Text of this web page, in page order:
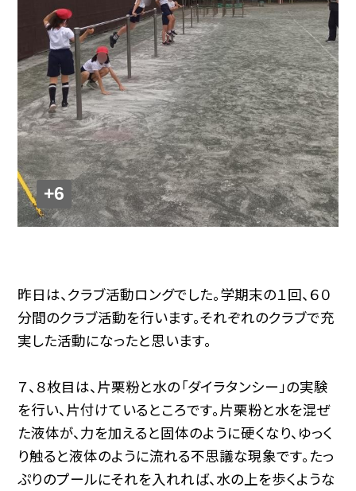
+6
昨日は、クラブ活動ロングでした。学期末の１回、６０
分間のクラブ活動を行います。それぞれのクラブで充
実した活動になったと思います。
７、８枚目は、片栗粉と水の「ダイラタンシー」の実験
を行い、片付けているところです。片栗粉と水を混ぜ
た液体が、力を加えると固体のように硬くなり、ゆっく
り触ると液体のように流れる不思議な現象です。たっ
ぷりのプールにそれを入れれば、水の上を歩くような